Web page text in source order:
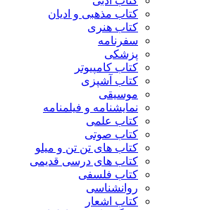
کتاب مذهبی و ادیان
کتاب هنری
سفرنامه
پزشکی
کتاب کامپیوتر
کتاب آشپزی
موسیقی
نمایشنامه و فیلمنامه
کتاب علمی
کتاب صوتی
کتاب های تن تن و میلو
کتاب های درسی قدیمی
کتاب فلسفی
روانشناسی
کتاب اشعار